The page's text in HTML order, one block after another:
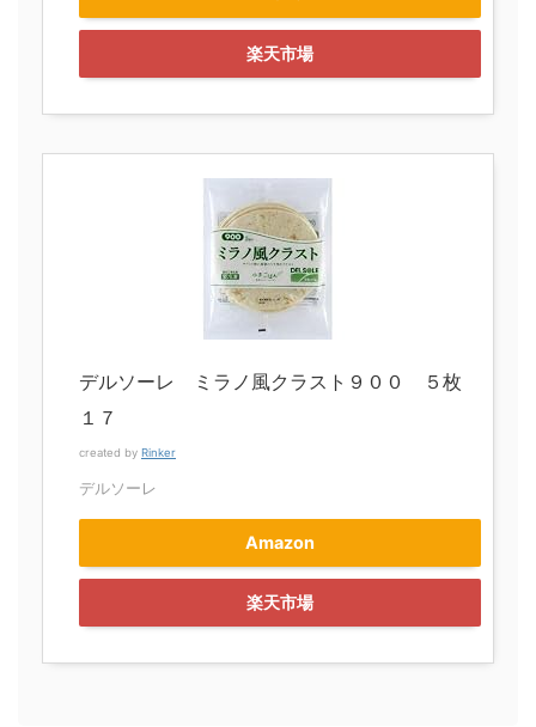
楽天市場
デルソーレ ミラノ風クラスト９００ ５枚
１７
created by Rinker
デルソーレ
Amazon
楽天市場